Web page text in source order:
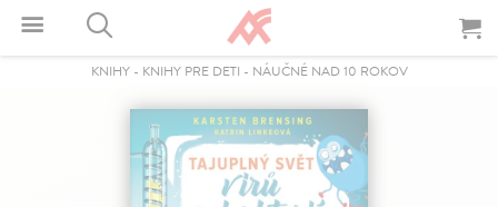
KNIHY- KNIHY PRE DETI - NÁUČNÉ NAD 10 ROKOV